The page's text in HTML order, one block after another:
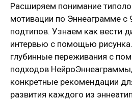
Расширяем понимание
мотивации по Эннеаграмме с
подтипов. Узнаем как вести
интервью с помощью
глубинные переживания с
подходов
конкретные рекомендации
развития каждого из